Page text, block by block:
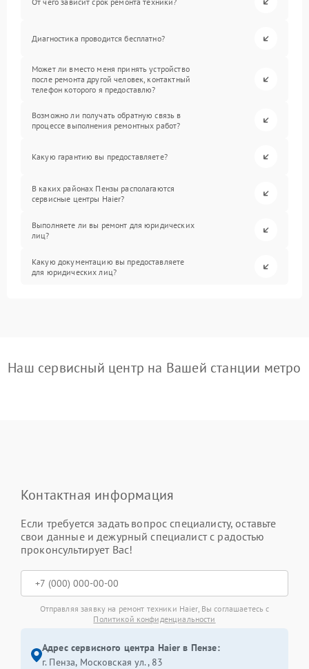
Диагностика проводится бесплатно?
Может ли вместо меня принять устройство
после ремонта другой человек, контактный
телефон которого я предоставлю?
Возможно ли получать обратную связь в
процессе выполнения ремонтных работ?
Какую гарантию вы предоставляете?
В каких районах Пензы располагаются
сервисные центры Haier?
Выполняете ли вы ремонт для юридических
лиц?
Какую документацию вы предоставляете
для юридических лиц?
Наш сервисный центр на Вашей станции метро
Контактная информация
Если требуется задать вопрос специалисту, оставьте
свои данные и дежурный специалист с радостью
проконсультирует Вас!
Отправляя заявку на ремонт техники Haier, Вы соглашаетесь с
Политикой конфиденциальности
Адрес сервисного центра Haier в Пензе:
г. Пенза, Московская ул., 83